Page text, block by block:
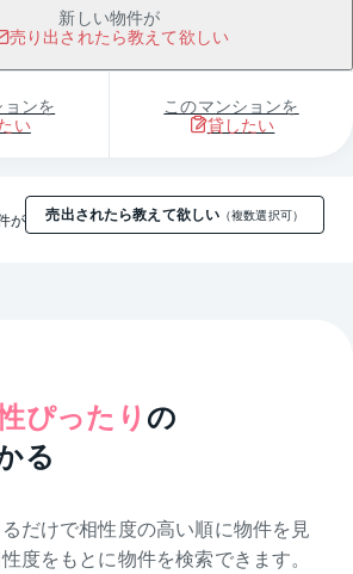
新しい物件が
売り出されたら教えて欲しい
ンを
い
このマンションを
貸したい
が 売出されたら教えて欲しい （複数選択可）
ぴったり の
る
だけで相性度の高い順に物件を 見
度をもとに物件を検索できます。